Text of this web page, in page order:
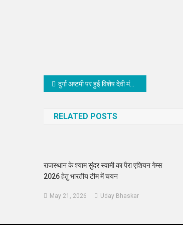
Post
दुर्गा अष्टमी पर हुई विशेष देवी मंदिरों में विशेष पूजा-अर्चना
RELATED POSTS
राजस्थान के श्याम सुंदर स्वामी का पैरा एशियन गेम्स
2026 हेतु भारतीय टीम में चयन
May 21, 2026 Uday Bhaskar